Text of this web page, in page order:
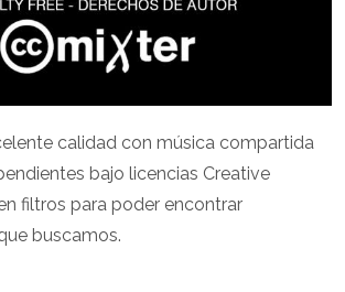
calidad con música compartida
bajo licencias Creative
filtros para poder encontrar
buscamos.